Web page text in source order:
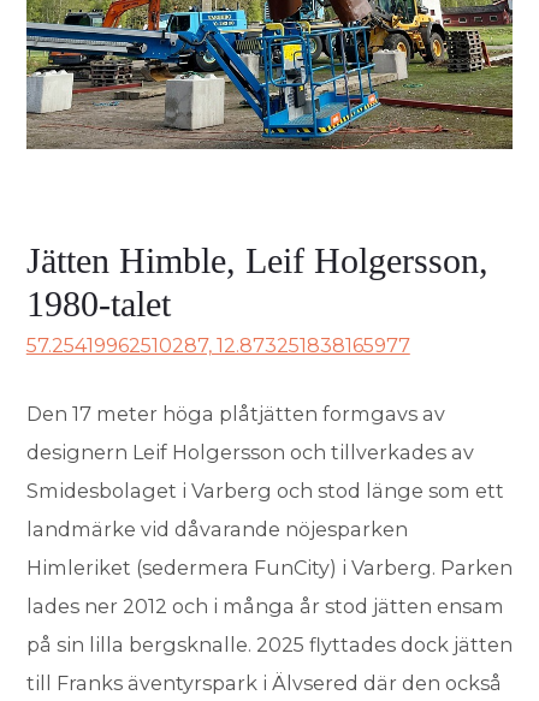
Jätten Himble, Leif Holgersson,
1980-talet
57.25419962510287, 12.873251838165977
Den 17 meter höga plåtjätten formgavs av
designern Leif Holgersson och tillverkades av
Smidesbolaget i Varberg och stod länge som ett
landmärke vid dåvarande nöjesparken
Himleriket (sedermera FunCity) i Varberg. Parken
lades ner 2012 och i många år stod jätten ensam
på sin lilla bergsknalle. 2025 flyttades dock jätten
till Franks äventyrspark i Älvsered där den också